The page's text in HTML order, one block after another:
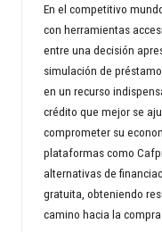
rt
y
w
o
rl
d
En el competitivo
con herramientas
entre una decisión
simulación de
en un recurso
crédito que mejor se
comprometer su
plataformas como
alternativas de
gratuita, obteniendo
camino hacia la compra